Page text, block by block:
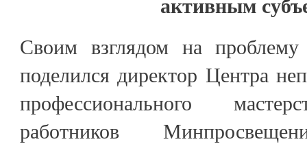
активным
Своим взглядом на проблему
поделился директор Центра
профессионального
работников